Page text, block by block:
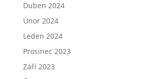
Duben 2024
Únor 2024
Leden 2024
Prosinec 2023
Září 2023